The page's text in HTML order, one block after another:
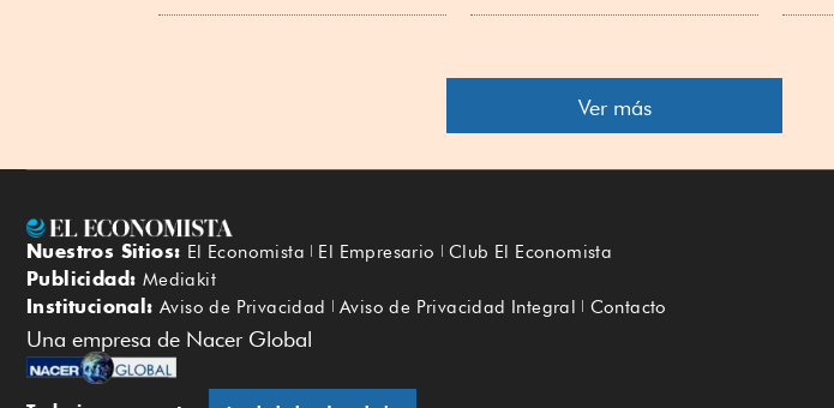
Ver más
Nuestros Sitios: El Economista El Empresario Club El Economista
Publicidad: Mediakit
Institucional: Aviso de Privacidad Aviso de Privacidad Integral Contacto
Una empresa de Nacer Global